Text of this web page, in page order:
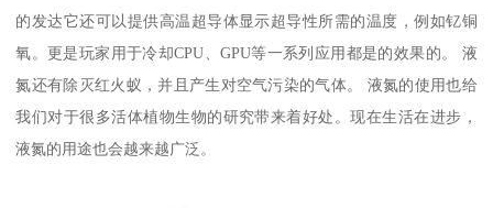
的发达它还可以提供高温超导体显示超导性所需的温度，例如钇铜
氧。更是玩家用于冷却CPU、GPU等一系列应用都是的效果的。 液
氮还有除灭红火蚁，并且产生对空气污染的气体。 液氮的使用也给
我们对于很多活体植物生物的研究带来着好处。现在生活在进步，
液氮的用途也会越来越广泛。